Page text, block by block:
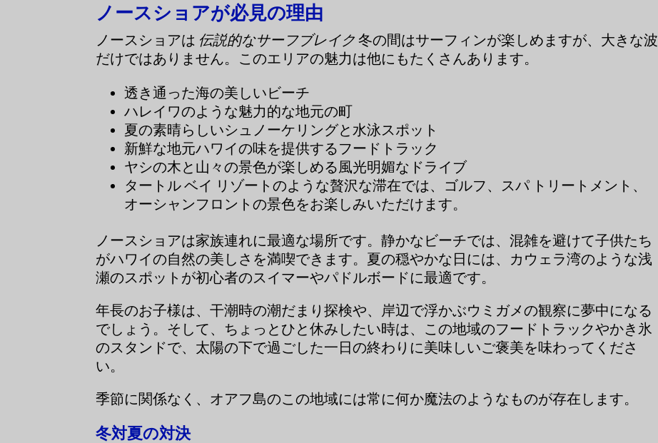
ノースショアが必見の理由
ノースショアは 伝説的なサーフブレイク冬の間はサーフィンが楽しめますが、大きな波
だけではありません。このエリアの魅力は他にもたくさんあります。
透き通った海の美しいビーチ
ハレイワのような魅力的な地元の町
夏の素晴らしいシュノーケリングと水泳スポット
新鮮な地元ハワイの味を提供するフードトラック
ヤシの木と山々の景色が楽しめる風光明媚なドライブ
タートル ベイ リゾートのような贅沢な滞在では、ゴルフ、スパ トリートメント、
オーシャンフロントの景色をお楽しみいただけます。
ノースショアは家族連れに最適な場所です。静かなビーチでは、混雑を避けて子供たち
がハワイの自然の美しさを満喫できます。夏の穏やかな日には、カウェラ湾のような浅
瀬のスポットが初心者のスイマーやパドルボードに最適です。
年長のお子様は、干潮時の潮だまり探検や、岸辺で浮かぶウミガメの観察に夢中になる
でしょう。そして、ちょっとひと休みしたい時は、この地域のフードトラックやかき氷
のスタンドで、太陽の下で過ごした一日の終わりに美味しいご褒美を味わってくださ
い。
季節に関係なく、オアフ島のこの地域には常に何か魔法のようなものが存在します。
冬対夏の対決